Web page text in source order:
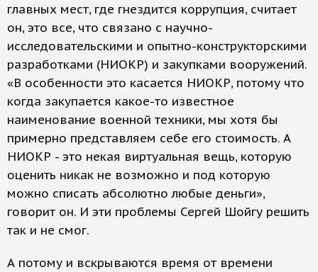
главных мест, где гнездится коррупция, считает
он, это все, что связано с научно-
исследовательскими и опытно-конструкторскими
разработками (НИОКР) и закупками вооружений.
«В особенности это касается НИОКР, потому что
когда закупается какое-то известное
наименование военной техники, мы хотя бы
примерно представляем себе его стоимость. А
НИОКР - это некая виртуальная вещь, которую
оценить никак не возможно и под которую
можно списать абсолютно любые деньги»,
говорит он. И эти проблемы Сергей Шойгу решить
так и не смог.
А потому и вскрываются время от времени